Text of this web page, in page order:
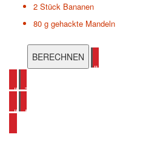
2 Stück Bananen
80 g gehackte Mandeln
alle Bananen
alle Torten Rezepte ansehen
alle Honig Rezepte ansehen